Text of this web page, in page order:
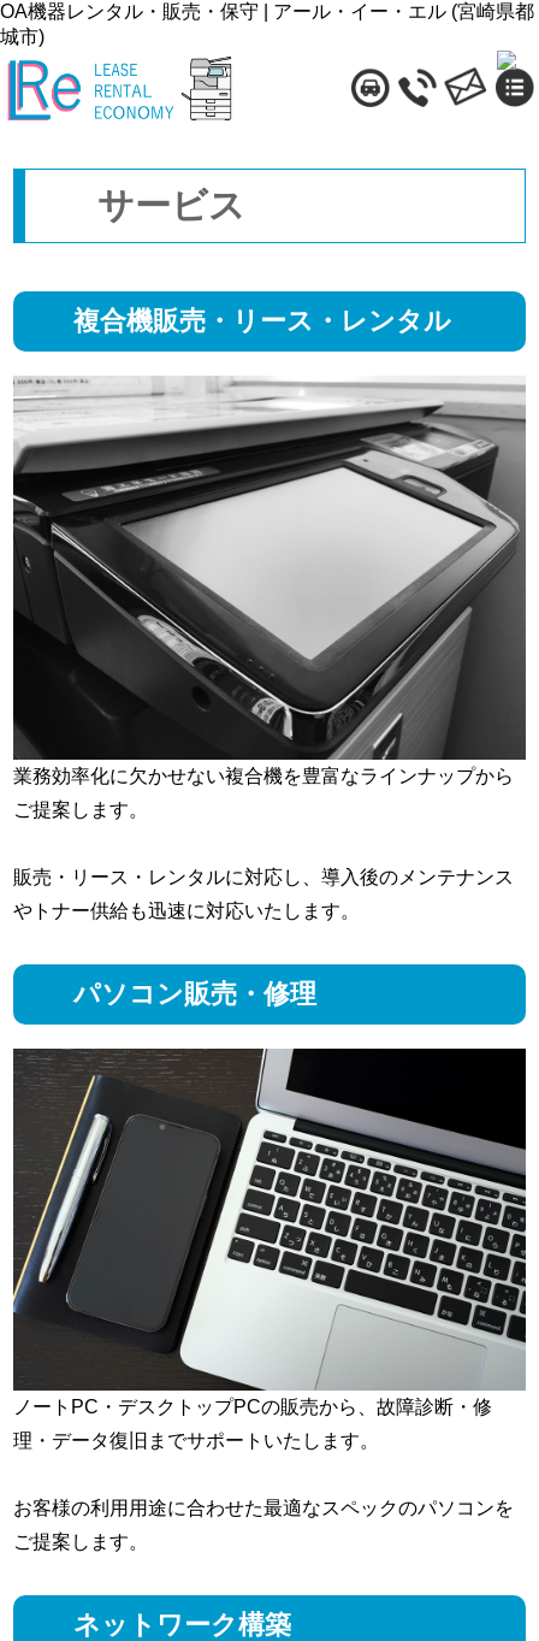
OA機器レンタル・販売・保守 | アール・イー・エル (宮崎県都
城市)
イ
ンフ
クセ
問い
サービス
複合機販売・リース・レンタル
業務効率化に欠かせない複合機を豊富なラインナップから
ご提案します。
販売・リース・レンタルに対応し、導入後のメンテナンス
やトナー供給も迅速に対応いたします。
パソコン販売・修理
ノートPC・デスクトップPCの販売から、故障診断・修
理・データ復旧までサポートいたします。
お客様の利用用途に合わせた最適なスペックのパソコンを
ご提案します。
ネットワーク構築